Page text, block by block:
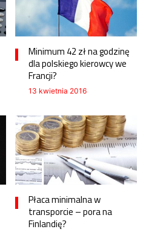
Minimum 42 zł na godzinę
dla polskiego kierowcy we
Francji?
13 kwietnia 2016
Płaca minimalna w
transporcie – pora na
Finlandię?